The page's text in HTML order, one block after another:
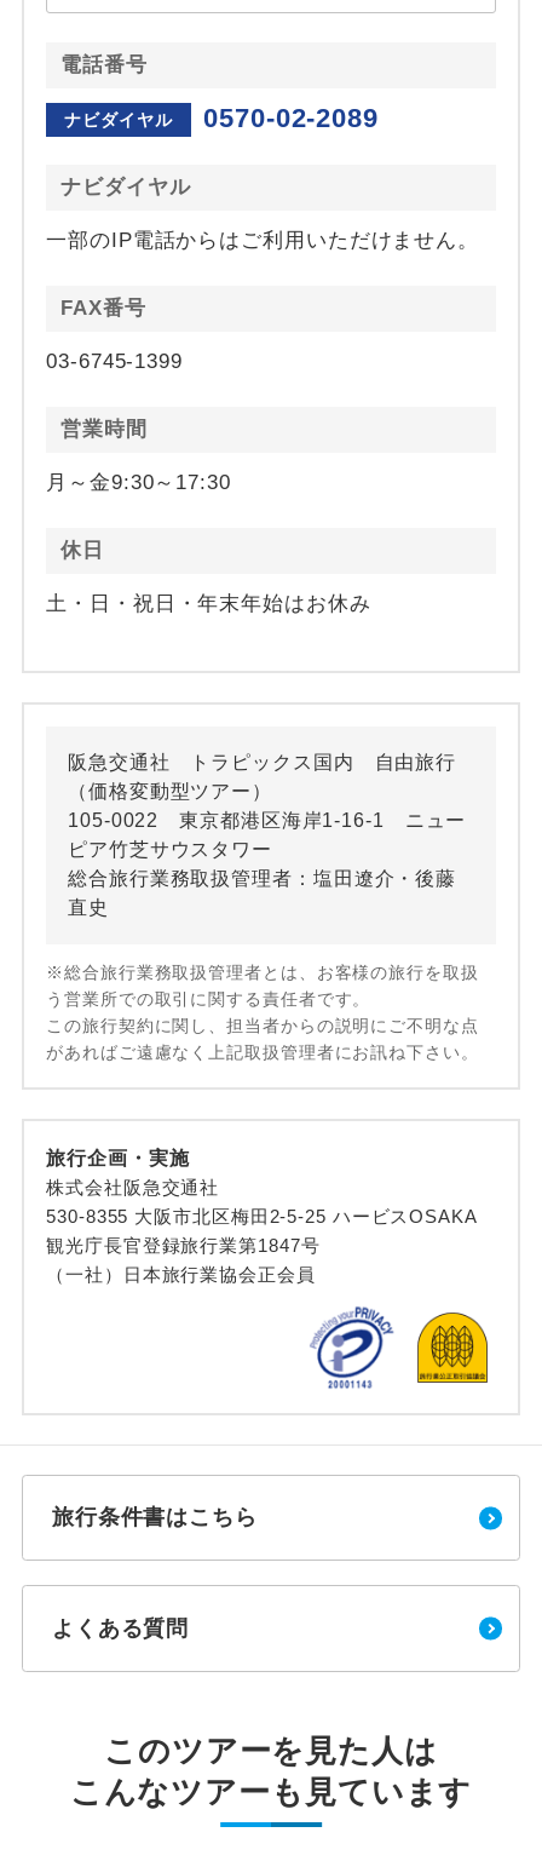
電話番号
ナビダイヤル 0570-02-2089
ナビダイヤル
一部のIP電話からはご利用いただけません。
FAX番号
03-6745-1399
営業時間
月～金9:30～17:30
休日
土・日・祝日・年末年始はお休み
阪急交通社 トラピックス国内 自由旅行
（価格変動型ツアー）
105-0022 東京都港区海岸1-16-1 ニュー
ピア竹芝サウスタワー
総合旅行業務取扱管理者：塩田遼介・後藤
直史
※総合旅行業務取扱管理者とは、お客様の旅行を取扱
う営業所での取引に関する責任者です。
この旅行契約に関し、担当者からの説明にご不明な点
があればご遠慮なく上記取扱管理者にお訊ね下さい。
旅行企画・実施
株式会社阪急交通社
530-8355 大阪市北区梅田2-5-25 ハービスOSAKA
観光庁長官登録旅行業第1847号
（一社）日本旅行業協会正会員
旅行条件書はこちら
よくある質問
このツアーを見た人は
こんなツアーも見ています